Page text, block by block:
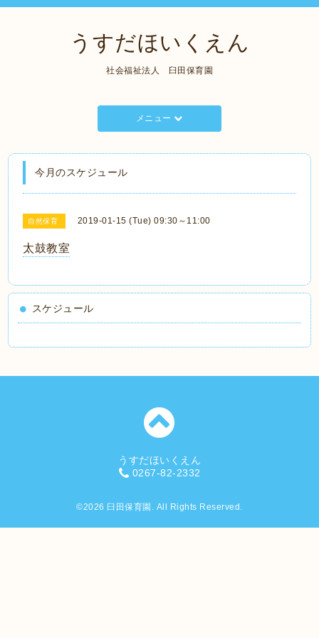
うすだほいくえん
社会福祉法人 臼田保育園
メニュー
今月のスケジュール
自然保育 2019-01-15 (Tue) 09:30～11:00
太鼓教室
スケジュール
うすだほいくえん
0267-82-2332
©2026 臼田保育園 . All Rights Reserved.